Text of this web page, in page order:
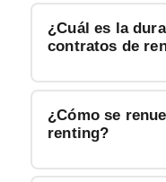
¿Cuál es la
contratos de
¿Cómo se
renting?